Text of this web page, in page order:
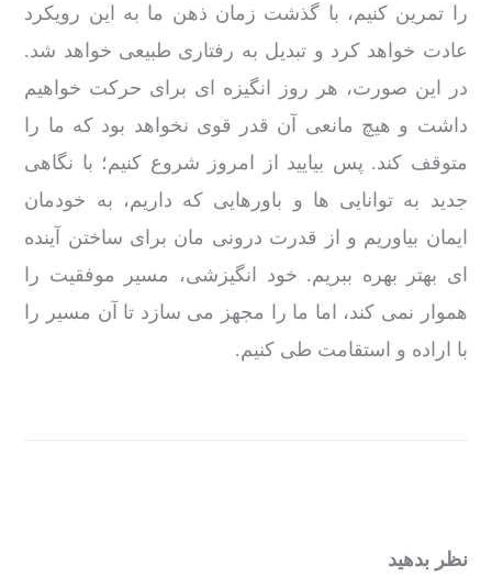
را تمرین کنیم، با گذشت زمان ذهن ما به این رویکرد
عادت خواهد کرد و تبدیل به رفتاری طبیعی خواهد شد.
در این صورت، هر روز انگیزه ای برای حرکت خواهیم
داشت و هیچ مانعی آن قدر قوی نخواهد بود که ما را
متوقف کند. پس بیایید از امروز شروع کنیم؛ با نگاهی
جدید به توانایی ها و باورهایی که داریم، به خودمان
ایمان بیاوریم و از قدرت درونی مان برای ساختن آینده
ای بهتر بهره ببریم. خود انگیزشی، مسیر موفقیت را
هموار نمی کند، اما ما را مجهز می سازد تا آن مسیر را
با اراده و استقامت طی کنیم.
نظر بدهید